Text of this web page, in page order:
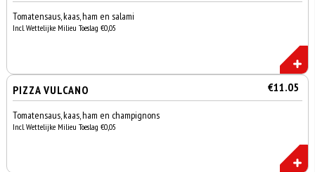
Tomatensaus, kaas, ham en salami
Incl. Wettelijke Milieu Toeslag €0,05
PIZZA VULCANO €11.05
Tomatensaus, kaas, ham en champignons
Incl. Wettelijke Milieu Toeslag €0,05